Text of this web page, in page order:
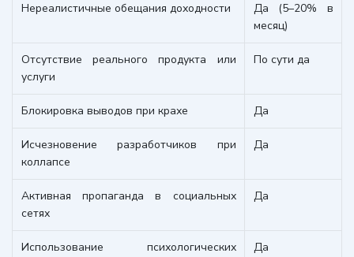
Нереалистичные обещания доходности
Да (5–20% в
месяц)
Отсутствие реального продукта или
услуги
По сути да
Блокировка выводов при крахе Да
Исчезновение разработчиков при
коллапсе
Да
Активная пропаганда в социальных
сетях
Да
Использование психологических
Да